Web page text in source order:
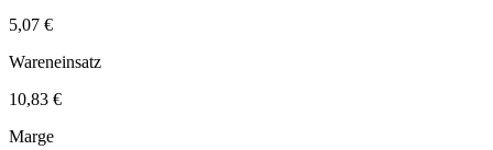
5,07 €
Wareneinsatz
10,83 €
Marge